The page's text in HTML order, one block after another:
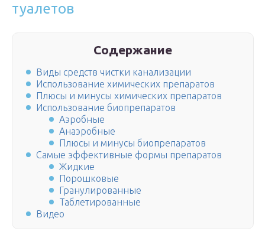
туалетов
Содержание
Виды средств чистки канализации
Использование химических препаратов
Плюсы и минусы химических препаратов
Использование биопрепаратов
Аэробные
Анаэробные
Плюсы и минусы биопрепаратов
Самые эффективные формы препаратов
Жидкие
Порошковые
Гранулированные
Таблетированные
Видео